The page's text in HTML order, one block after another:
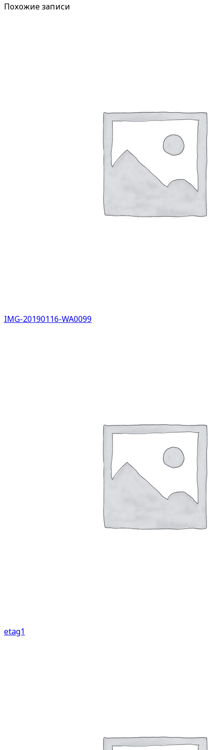
Похожие записи
IMG-20190116-WA0099
etag1